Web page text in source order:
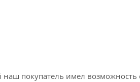
покупатель имел возможность